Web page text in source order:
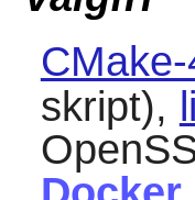
skript),